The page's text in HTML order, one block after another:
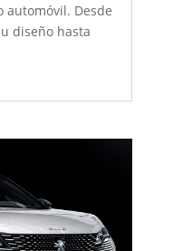
automóvil. Desde
diseño hasta